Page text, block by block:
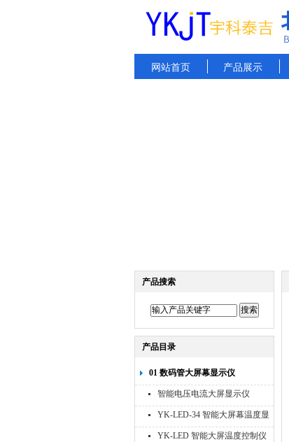
网站首页 产品展示
产品搜索
产品目录
01 数码管大屏幕显示仪
智能电压电流大屏显示仪
YK-LED-34 智能大屏幕温度显
示仪
YK-LED 智能大屏温度控制仪